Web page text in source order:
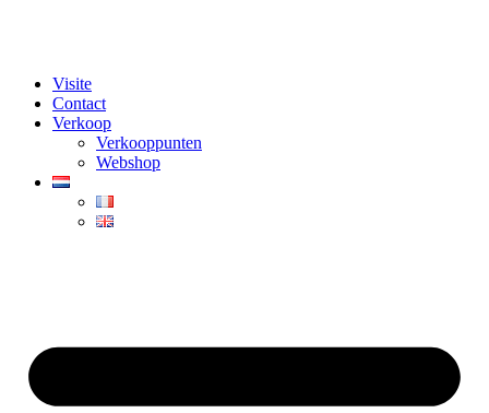
Visite
Contact
Verkoop
Verkooppunten
Webshop